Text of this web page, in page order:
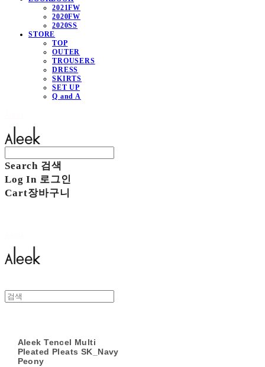
2021FW
2020FW
2020SS
STORE
TOP
OUTER
TROUSERS
DRESS
SKIRTS
SET UP
Q and A
Search 검색
Log In 로그인
Cart장바구니
Aleek Tencel Multi
Pleated Pleats SK_Navy
Peony